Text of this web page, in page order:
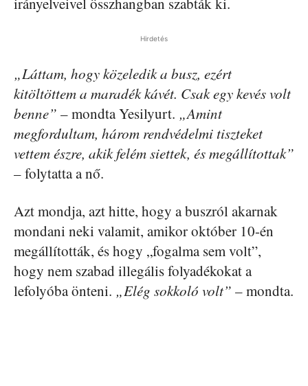
Hirdetés
„Láttam, hogy közeledik a busz, ezért
kitöltöttem a maradék kávét. Csak egy kevés volt
benne” – mondta Yesilyurt. „Amint
megfordultam, három rendvédelmi tiszteket
vettem észre, akik felém siettek, és megállítottak”
– folytatta a nő.
Azt mondja, azt hitte, hogy a buszról akarnak
mondani neki valamit, amikor október 10-én
megállították, és hogy „fogalma sem volt”,
hogy nem szabad illegális folyadékokat a
lefolyóba önteni. „Elég sokkoló volt” – mondta.